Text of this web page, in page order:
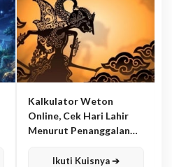
Kalkulator Weton
Online, Cek Hari Lahir
Menurut Penanggalan
Ikuti Kuisnya ➔